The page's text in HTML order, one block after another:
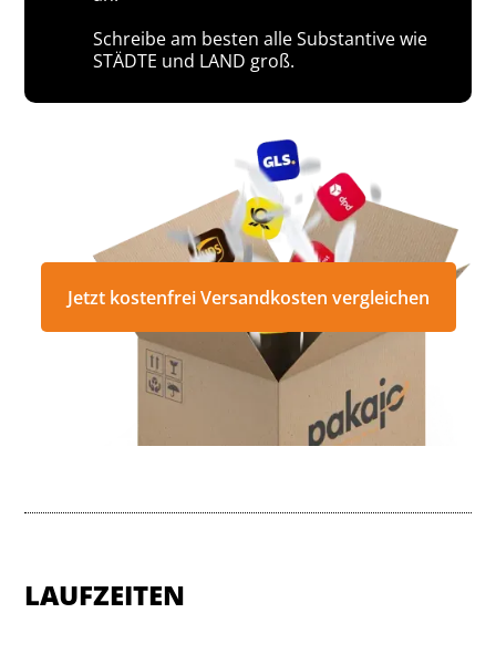
Schreibe am besten alle Substantive wie
STÄDTE und LAND groß.
Jetzt kostenfrei Versandkosten vergleichen
LAUFZEITEN